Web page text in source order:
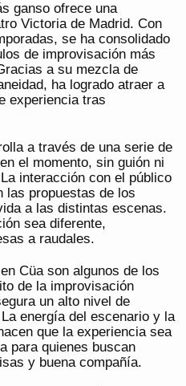
ganso ofrece una
Victoria de Madrid. Con
se ha consolidado
de improvisación más
a su mezcla de
ha logrado atraer a
experiencia tras
a través de una serie de
el momento, sin guión ni
interacción con el público
las propuestas de los
a las distintas escenas.
sea diferente,
a raudales.
Cüa son algunos de los
de la improvisación
un alto nivel de
energía del escenario y la
que la experiencia sea
para quienes buscan
y buena compañía.